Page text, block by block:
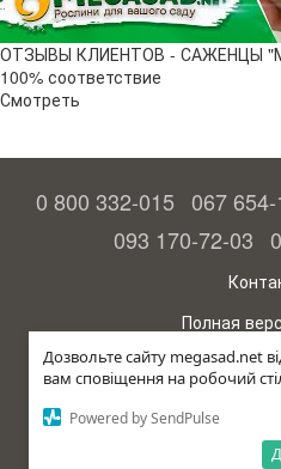
Дозвольте сайту megasad.net
вам сповіщення на робочий
Powered by SendPulse
ОТЗЫВЫ КЛИЕНТОВ - САЖЕНЦЫ
100% соответствие
Смотреть
0 800 332-015 067 654-
093 170-72-03
Полная
©
Megasad - гарантия